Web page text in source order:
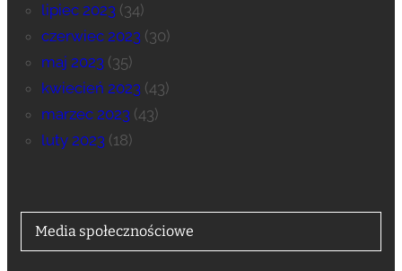
lipiec 2023(34)
czerwiec 2023(30)
maj 2023(35)
kwiecień 2023(43)
marzec 2023(43)
luty 2023(18)
Media społecznościowe